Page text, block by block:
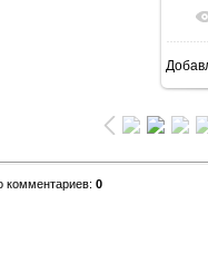
комментариев: 0